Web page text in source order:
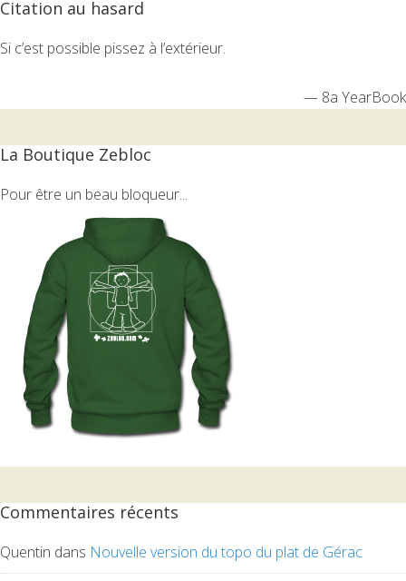
Citation au hasard
Si c’est possible pissez à l’extérieur.
— 8a YearBook
La Boutique Zebloc
Pour être un beau bloqueur...
Commentaires récents
Quentin dans Nouvelle version du topo du plat de Gérac